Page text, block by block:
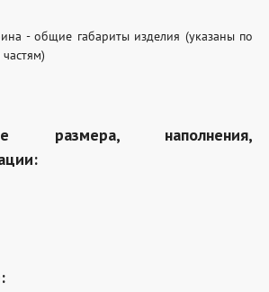
- общие габариты изделия (указаны по
размера, наполнения,